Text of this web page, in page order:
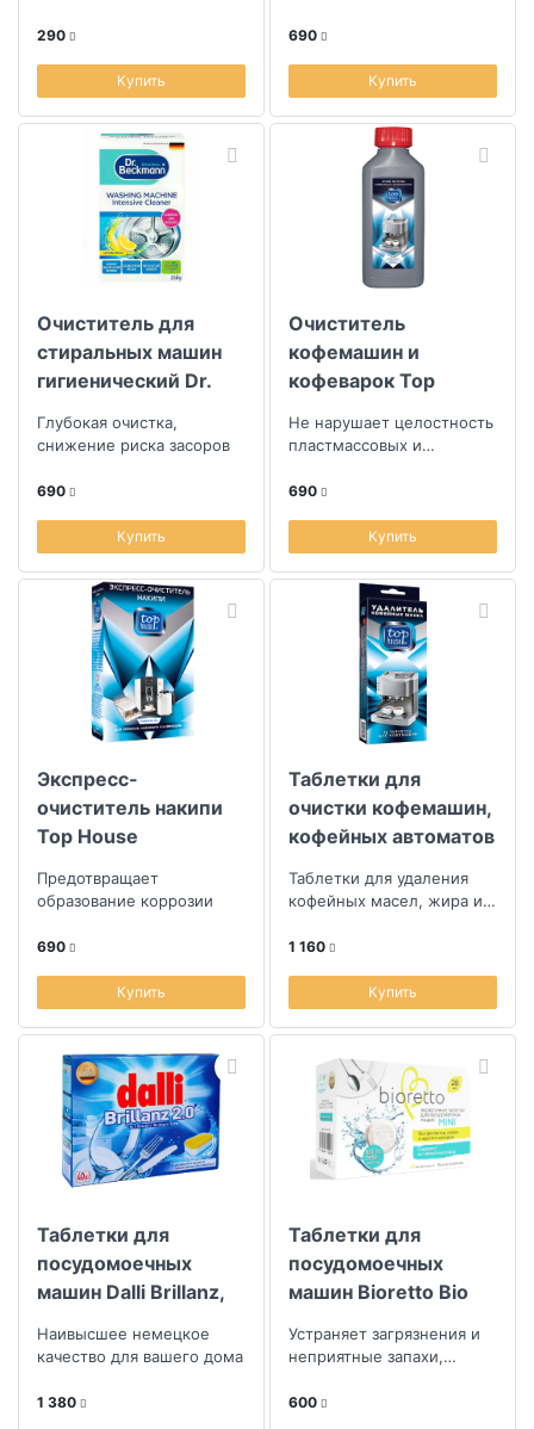
290
Купить
690
Купить
Очиститель для
стиральных машин
гигиенический Dr.
Глубокая очистка,
снижение риска засоров
690
Купить
Очиститель
кофемашин и
кофеварок Top
Не нарушает целостность
пластмассовых и
690
Купить
Экспресс-
очиститель накипи
Top House
Предотвращает
образование коррозии
690
Купить
Таблетки для
очистки кофемашин,
кофейных автоматов
House, 10шт
Таблетки для удаления
кофейных масел, жира и
1 160
Купить
Таблетки для
посудомоечных
машин Dalli Brillanz,
Наивысшее немецкое
качество для вашего дома
1 380
Таблетки для
посудомоечных
машин Bioretto Bio
Устраняет загрязнения и
неприятные запахи,
естественный блеск
600